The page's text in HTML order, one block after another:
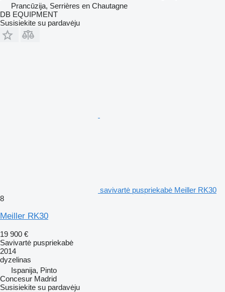
Prancūzija, Serrières en Chautagne
DB EQUIPMENT
Susisiekite su pardavėju
savivartė puspriekabė Meiller RK30
8
Meiller RK30
19 900 €
Savivartė puspriekabė
2014
dyzelinas
Ispanija, Pinto
Concesur Madrid
Susisiekite su pardavėju